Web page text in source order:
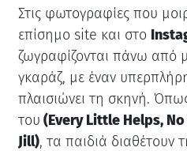
Στις φωτογραφίες που
επίσημο site και στο
ζωγραφίζονται πάνω από
γκαράζ, με έναν
πλαισιώνει τη σκηνή.
του (Every Little Helps,
Jill), τα παιδιά διαθέτουν